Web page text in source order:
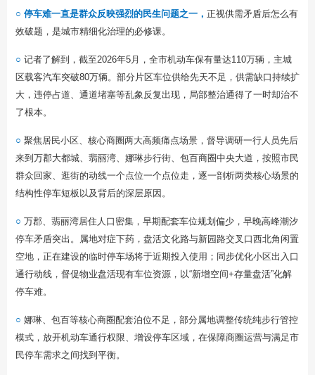
○ 停车难一直是群众反映强烈的民生问题之一， 正视供需矛盾后怎么有
效破题，是城市精细化治理的必修课。
○ 记者了解到，截至2026年5月，全市机动车保有量达110万辆，主城
区载客汽车突破80万辆。部分片区车位供给先天不足，供需缺口持续扩
大，违停占道、通道堵塞等乱象反复出现，局部整治通得了一时却治不
了根本。
○ 聚焦居民小区、核心商圈两大高频痛点场景，督导调研一行人员先后
来到万郡大都城、翡丽湾、娜琳步行街、包百商圈中央大道，按照市民
群众回家、逛街的动线一个点位一个点位走，逐一剖析两类核心场景的
结构性停车短板以及背后的深层原因。
○ 万郡、翡丽湾居住人口密集，早期配套车位规划偏少，早晚高峰潮汐
停车矛盾突出。属地对症下药，盘活文化路与新园路交叉口西北角闲置
空地，正在建设的临时停车场将于近期投入使用；同步优化小区出入口
通行动线，督促物业盘活现有车位资源，以“新增空间+存量盘活”化解
停车难。
○ 娜琳、包百等核心商圈配套泊位不足，部分属地调整传统纯步行管控
模式，放开机动车通行权限、增设停车区域，在保障商圈运营与满足市
民停车需求之间找到平衡。